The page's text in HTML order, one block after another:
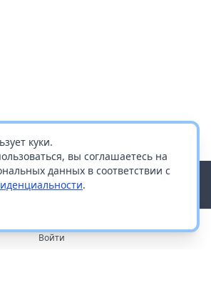
куки.
вы соглашаетесь на
данных в соответствии с
.
Войти